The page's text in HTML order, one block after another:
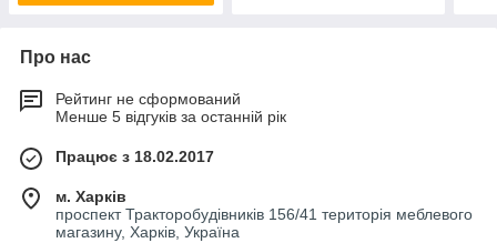
Про нас
Рейтинг не сформований
Менше 5 відгуків за останній рік
Працює з 18.02.2017
м. Харків
проспект Тракторобудівників 156/41 територія меблевого
магазину, Харків, Україна